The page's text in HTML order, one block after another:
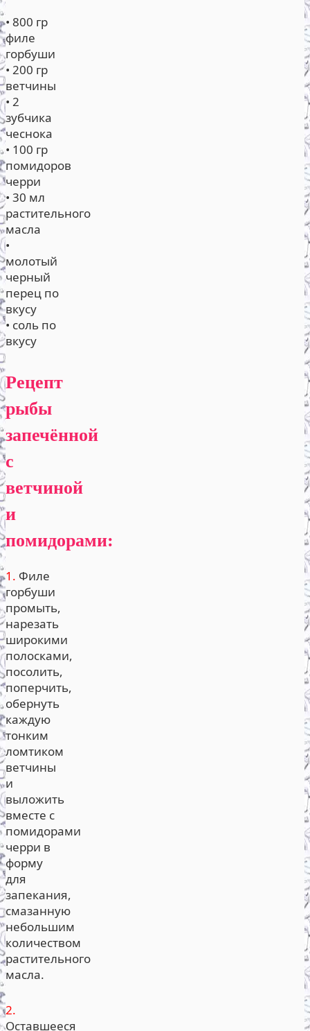
• 800 гр
филе
горбуши
• 200 гр
ветчины
• 2
зубчика
чеснока
• 100 гр
помидоров
черри
• 30 мл
растительного
масла
•
молотый
черный
перец по
вкусу
• соль по
вкусу
Рецепт
рыбы
запечённой
с
ветчиной
и
помидорами:
1. Филе
горбуши
промыть,
нарезать
широкими
полосками,
посолить,
поперчить,
обернуть
каждую
тонким
ломтиком
ветчины
и
выложить
вместе с
помидорами
черри в
форму
для
запекания,
смазанную
небольшим
количеством
растительного
масла.
2.
Оставшееся